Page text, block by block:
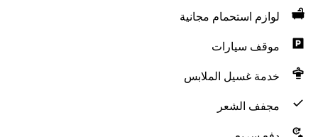
لوازم استحمام مجانية
موقف سيارات
خدمة غسيل الملابس
مجفف الشعر